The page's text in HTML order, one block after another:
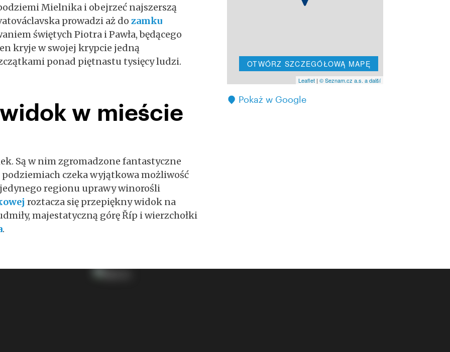
Mielnika i obejrzeć najszerszą
prowadzi aż do zamku
świętych Piotra i Pawła, będącego
kryje w swojej krypcie jedną
ponad piętnastu tysięcy ludzi.
w mieście
Są w nim zgromadzone fantastyczne
czeka wyjątkowa możliwość
regionu uprawy winorośli
roztacza się przepiękny widok na
majestatyczną górę Říp i wierzchołki
.
OTWÓRZ SZCZEGÓŁOWĄ MAPĘ
Leaflet| © Seznam.cz a.s. a další
Pokaż w Google